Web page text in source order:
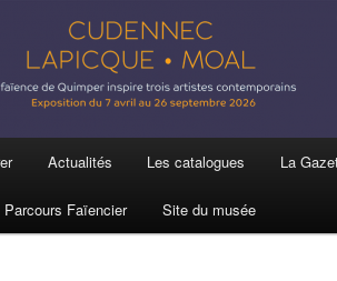
Actualités Les catalogues La
Parcours Faïencier Site du musée